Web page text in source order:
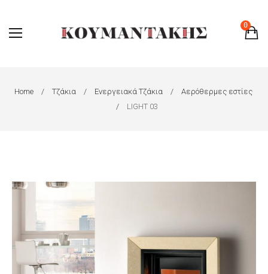
0
Home Τζάκια Ενεργειακά Τζάκια
Αερόθερμες εστίες
LIGHT 03